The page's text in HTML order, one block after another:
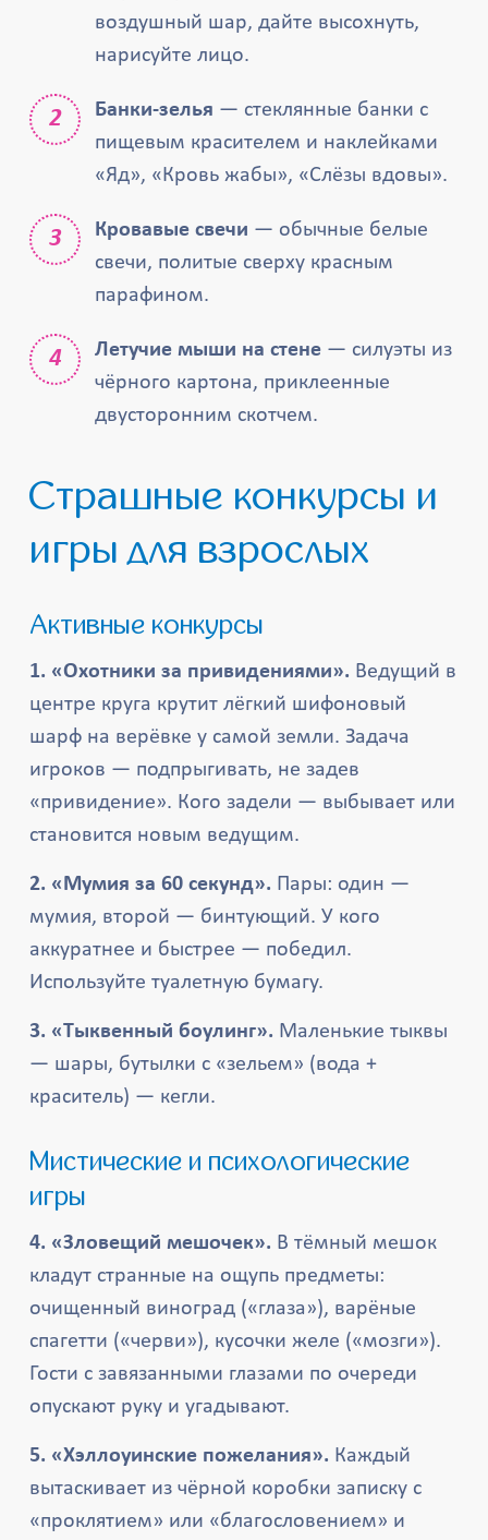
воздушный шар, дайте высохнуть,
нарисуйте лицо.
Банки-зелья — стеклянные банки с
пищевым красителем и наклейками
«Яд», «Кровь жабы», «Слёзы вдовы».
Кровавые свечи — обычные белые
свечи, политые сверху красным
парафином.
Летучие мыши на стене — силуэты из
чёрного картона, приклеенные
двусторонним скотчем.
Страшные конкурсы и
игры для взрослых
Активные конкурсы
1. «Охотники за привидениями». Ведущий в
центре круга крутит лёгкий шифоновый
шарф на верёвке у самой земли. Задача
игроков — подпрыгивать, не задев
«привидение». Кого задели — выбывает или
становится новым ведущим.
2. «Мумия за 60 секунд». Пары: один —
мумия, второй — бинтующий. У кого
аккуратнее и быстрее — победил.
Используйте туалетную бумагу.
3. «Тыквенный боулинг». Маленькие тыквы
— шары, бутылки с «зельем» (вода +
краситель) — кегли.
Мистические и психологические
игры
4. «Зловещий мешочек». В тёмный мешок
кладут странные на ощупь предметы:
очищенный виноград («глаза»), варёные
спагетти («черви»), кусочки желе («мозги»).
Гости с завязанными глазами по очереди
опускают руку и угадывают.
5. «Хэллоуинские пожелания». Каждый
вытаскивает из чёрной коробки записку с
«проклятием» или «благословением» и